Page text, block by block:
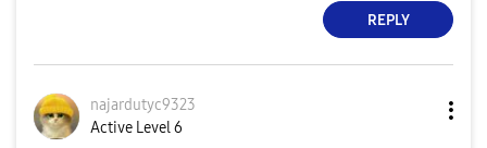
REPLY
najardutyc9323
Active Level 6